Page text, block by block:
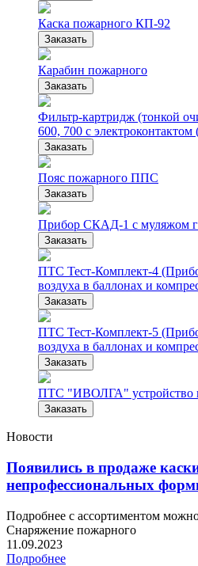
Каска пожарного КП-92
Заказать
Карабин пожарного
Заказать
Фильтр-картридж (тонкой
600, 700 с
Заказать
Пояс пожарного ППС
Заказать
Прибор СКАД-1 с муляжом
Заказать
ПТС Тест-Комплект-4
воздуха в баллонах и
Заказать
ПТС Тест-Комплект-5
воздуха в баллонах и
Заказать
ПТС "ИВОЛГА" устройство
Заказать
Новости
Появились в продаже
непрофессиональных
Подробнее с ассортиментом
Снаряжение пожарного
11.09.2023
Подробнее